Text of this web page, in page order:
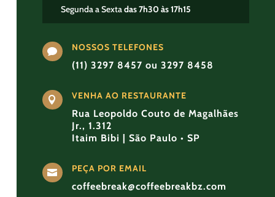
Segunda a Sextadas 7h30 às 17h15
 NOSSOS TELEFONES
(11) 3297 8457 ou 3297 8458
 VENHA AO RESTAURANTE
Rua Leopoldo Couto de Magalhães
Jr., 1.312
Itaim Bibi | São Paulo • SP
 PEÇA POR EMAIL
coffeebreak@coffeebreakbz.com